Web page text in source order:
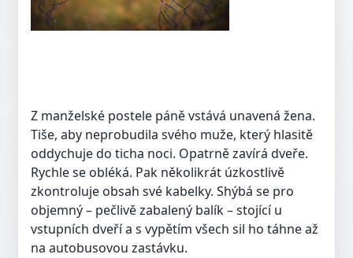
Z manželské postele páně vstává unavená žena.
Tiše, aby neprobudila svého muže, který hlasitě
oddychuje do ticha noci. Opatrně zavírá dveře.
Rychle se obléká. Pak několikrát úzkostlivě
zkontroluje obsah své kabelky. Shýbá se pro
objemný – pečlivě zabalený balík – stojící u
vstupních dveří a s vypětím všech sil ho táhne až
na autobusovou zastávku.